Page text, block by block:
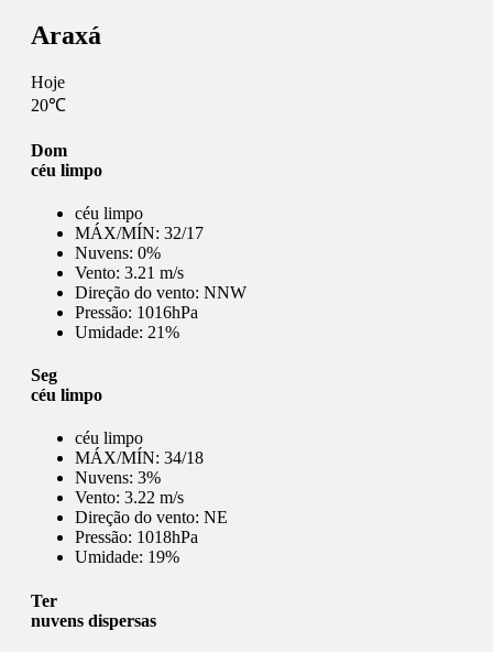
Araxá
Hoje
20℃
Dom
céu limpo
céu limpo
MÁX/MÍN: 32/17
Nuvens: 0%
Vento: 3.21 m/s
Direção do vento: NNW
Pressão: 1016hPa
Umidade: 21%
Seg
céu limpo
céu limpo
MÁX/MÍN: 34/18
Nuvens: 3%
Vento: 3.22 m/s
Direção do vento: NE
Pressão: 1018hPa
Umidade: 19%
Ter
nuvens dispersas